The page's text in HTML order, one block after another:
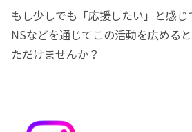
もし少しでも「応援したい」と感
NSなどを通じてこの活動を広める
ただけませんか？